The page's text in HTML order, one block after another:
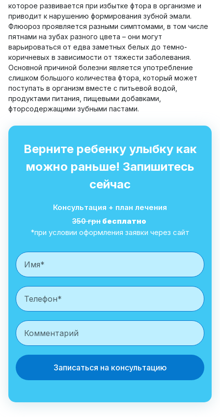
которое развивается при избытке фтора в организме и
приводит к нарушению формирования зубной эмали.
Флюороз проявляется разными симптомами, в том числе
пятнами на зубах разного цвета – они могут
варьироваться от едва заметных белых до темно-
коричневых в зависимости от тяжести заболевания.
Основной причиной болезни является употребление
слишком большого количества фтора, который может
поступать в организм вместе с питьевой водой,
продуктами питания, пищевыми добавками,
фторсодержащими зубными пастами.
Верните ребенку улыбку как
можно раньше! Запишитесь
сейчас
Консультация + план лечения
350 грн бесплатно
*при условии оформления заявки через сайт
Записаться на консультацию